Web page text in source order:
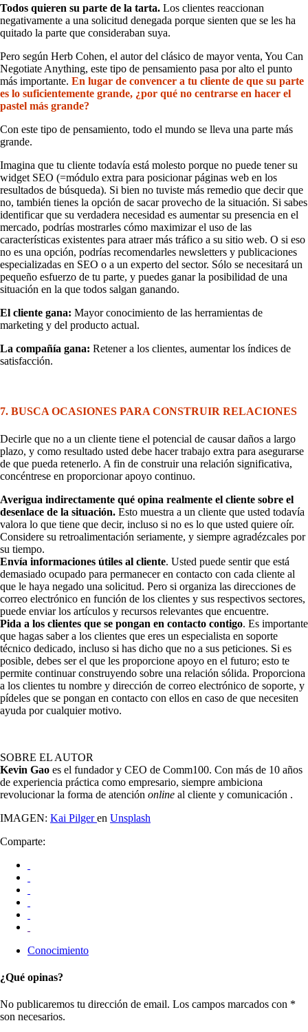
Todos quieren su parte de la tarta. Los clientes reaccionan
negativamente a una solicitud denegada porque sienten que se les ha
quitado la parte que consideraban suya.
Pero según Herb Cohen, el autor del clásico de mayor venta, You Can
Negotiate Anything, este tipo de pensamiento pasa por alto el punto
más importante. En lugar de convencer a tu cliente de que su parte
es lo suficientemente grande, ¿por qué no centrarse en hacer el
pastel más grande?
Con este tipo de pensamiento, todo el mundo se lleva una parte más
grande.
Imagina que tu cliente todavía está molesto porque no puede tener su
widget SEO (=módulo extra para posicionar páginas web en los
resultados de búsqueda). Si bien no tuviste más remedio que decir que
no, también tienes la opción de sacar provecho de la situación. Si sabes
identificar que su verdadera necesidad es aumentar su presencia en el
mercado, podrías mostrarles cómo maximizar el uso de las
características existentes para atraer más tráfico a su sitio web. O si eso
no es una opción, podrías recomendarles newsletters y publicaciones
especializadas en SEO o a un experto del sector. Sólo se necesitará un
pequeño esfuerzo de tu parte, y puedes ganar la posibilidad de una
situación en la que todos salgan ganando.
El cliente gana: Mayor conocimiento de las herramientas de
marketing y del producto actual.
La compañía gana: Retener a los clientes, aumentar los índices de
satisfacción.
7. BUSCA OCASIONES PARA CONSTRUIR RELACIONES
Decirle que no a un cliente tiene el potencial de causar daños a largo
plazo, y como resultado usted debe hacer trabajo extra para asegurarse
de que pueda retenerlo. A fin de construir una relación significativa,
concéntrese en proporcionar apoyo continuo.
Averigua indirectamente qué opina realmente el cliente sobre el
desenlace de la situación. Esto muestra a un cliente que usted todavía
valora lo que tiene que decir, incluso si no es lo que usted quiere oír.
Considere su retroalimentación seriamente, y siempre agradézcales por
su tiempo.
Envía informaciones útiles al cliente. Usted puede sentir que está
demasiado ocupado para permanecer en contacto con cada cliente al
que le haya negado una solicitud. Pero si organiza las direcciones de
correo electrónico en función de los clientes y sus respectivos sectores,
puede enviar los artículos y recursos relevantes que encuentre.
Pida a los clientes que se pongan en contacto contigo. Es importante
que hagas saber a los clientes que eres un especialista en soporte
técnico dedicado, incluso si has dicho que no a sus peticiones. Si es
posible, debes ser el que les proporcione apoyo en el futuro; esto te
permite continuar construyendo sobre una relación sólida. Proporciona
a los clientes tu nombre y dirección de correo electrónico de soporte, y
pídeles que se pongan en contacto con ellos en caso de que necesiten
ayuda por cualquier motivo.
SOBRE EL AUTOR
Kevin Gao es el fundador y CEO de Comm100. Con más de 10 años
de experiencia práctica como empresario, siempre ambiciona
revolucionar la forma de atención online al cliente y comunicación .
IMAGEN: Kai Pilgeren Unsplash
Comparte:
Conocimiento
¿Qué opinas?
No publicaremos tu dirección de email. Los campos marcados con *
son necesarios.